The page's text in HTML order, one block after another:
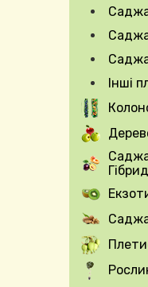
Інші
Expand
Expand
Expand
Expand
Expand
Expand